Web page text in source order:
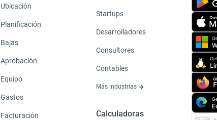
Ubicación
Planificación
Bajas
Aprobación
Equipo
Gastos
Facturación
Startups
Desarrolladores
Consultores
Contables
Más industrias
Calculadoras